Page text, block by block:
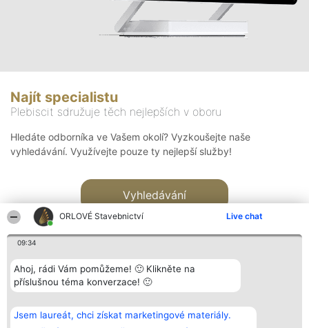
ORLOVÉ Stavebnictví Live chat
09:34
Ahoj, rádi Vám pomůžeme! 🙂 Klikněte na
příslušnou téma konverzace! 🙂
Jsem laureát, chci získat marketingové materiály.
Najít specialistu
Plebiscit sdružuje těch nejlepších v oboru
Hledáte odborníka ve Vašem okolí? Vyzkoušejte naše
vyhledávání. Využívejte pouze ty nejlepší služby!
Vyhledávání
Bright Side Solutions sp. z o.
o. sp. k.
Vítězové
Seznam všech
Kontakt